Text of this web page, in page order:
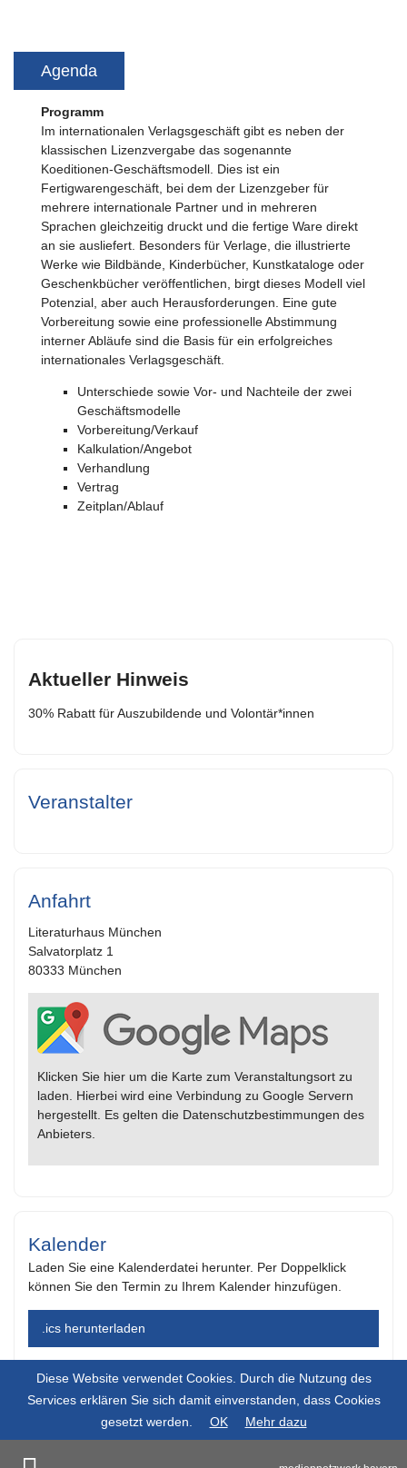
Agenda
Programm
Im internationalen Verlagsgeschäft gibt es neben der
klassischen Lizenzvergabe das sogenannte
Koeditionen-Geschäftsmodell. Dies ist ein
Fertigwarengeschäft, bei dem der Lizenzgeber für
mehrere internationale Partner und in mehreren
Sprachen gleichzeitig druckt und die fertige Ware direkt
an sie ausliefert. Besonders für Verlage, die illustrierte
Werke wie Bildbände, Kinderbücher, Kunstkataloge oder
Geschenkbücher veröffentlichen, birgt dieses Modell viel
Potenzial, aber auch Herausforderungen. Eine gute
Vorbereitung sowie eine professionelle Abstimmung
interner Abläufe sind die Basis für ein erfolgreiches
internationales Verlagsgeschäft.
Unterschiede sowie Vor- und Nachteile der zwei
Geschäftsmodelle
Vorbereitung/Verkauf
Kalkulation/Angebot
Verhandlung
Vertrag
Zeitplan/Ablauf
Aktueller Hinweis
30% Rabatt für Auszubildende und Volontär*innen
Veranstalter
Anfahrt
Literaturhaus München
Salvatorplatz 1
80333 München
Klicken Sie hier um die Karte zum Veranstaltungsort zu
laden. Hierbei wird eine Verbindung zu Google Servern
hergestellt. Es gelten die Datenschutzbestimmungen des
Anbieters.
Kalender
Laden Sie eine Kalenderdatei herunter. Per Doppelklick
können Sie den Termin zu Ihrem Kalender hinzufügen.
.ics herunterladen
Diese Website verwendet Cookies. Durch die Nutzung des
Services erklären Sie sich damit einverstanden, dass Cookies
gesetzt werden.
OK Mehr dazu